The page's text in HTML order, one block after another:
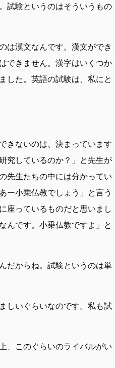
試験というのはそういうもの
は漢文なんです。漢文ができ
できません。漢字はいくつか
した。英語の試験は、私にと
きないのは、決まっています
究しているのか？」と先生が
先生たちの中には分かってい
ー小乗仏教でしょう」と言う
座っているものだと思いまし
んです。小乗仏教ですよ」と
だからね。試験というのは単
しいぐらいなのです。私も試
、このぐらいのライバルがい